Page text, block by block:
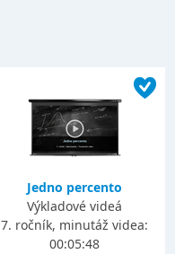
Jedno percento
Výkladové videá
7. ročník, minutáž videa:
00:05:48